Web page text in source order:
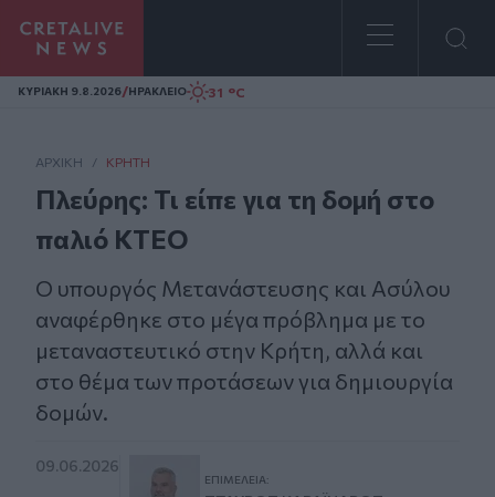
Homepage
ΚΥΡΙΑΚΗ 9.8.2026/ΗΡΑΚΛΕΙΟ 31 °C
ΑΡΧΙΚΗ / ΚΡΉΤΗ
Πλεύρης: Τι είπε για τη δομή στο
παλιό ΚΤΕΟ
Ο υπουργός Μετανάστευσης και Ασύλου
αναφέρθηκε στο μέγα πρόβλημα με το
μεταναστευτικό στην Κρήτη, αλλά και
στο θέμα των προτάσεων για δημιουργία
δομών.
09.06.2026
ΕΠΙΜΈΛΕΙΑ: